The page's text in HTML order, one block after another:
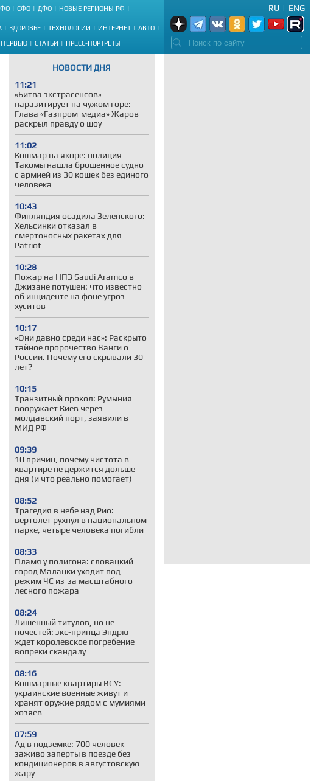
СФО ДФО НОВЫЕ РЕГИОНЫ РФ
ЗДОРОВЬЕ ТЕХНОЛОГИИ ИНТЕРНЕТ АВТО
СТАТЬИ ПРЕСС-ПОРТРЕТЫ
ENG
|
RU
НОВОСТИ ДНЯ
11:21
«Битва экстрасенсов»
паразитирует на чужом горе:
Глава «Газпром-медиа» Жаров
раскрыл правду о шоу
11:02
Кошмар на якоре: полиция
Такомы нашла брошенное судно
с армией из 30 кошек без единого
человека
10:43
Финляндия осадила Зеленского:
Хельсинки отказал в
смертоносных ракетах для
Patriot
10:28
Пожар на НПЗ Saudi Aramco в
Джизане потушен: что известно
об инциденте на фоне угроз
хуситов
10:17
«Они давно среди нас»: Раскрыто
тайное пророчество Ванги о
России. Почему его скрывали 30
лет?
10:15
Транзитный прокол: Румыния
вооружает Киев через
молдавский порт, заявили в
МИД РФ
09:39
10 причин, почему чистота в
квартире не держится дольше
дня (и что реально помогает)
08:52
Трагедия в небе над Рио:
вертолет рухнул в национальном
парке, четыре человека погибли
08:33
Пламя у полигона: словацкий
город Малацки уходит под
режим ЧС из-за масштабного
лесного пожара
08:24
Лишенный титулов, но не
почестей: экс-принца Эндрю
ждет королевское погребение
вопреки скандалу
08:16
Кошмарные квартиры ВСУ:
украинские военные живут и
хранят оружие рядом с мумиями
хозяев
07:59
Ад в подземке: 700 человек
заживо заперты в поезде без
кондиционеров в августовскую
жару